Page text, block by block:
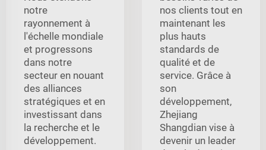
notre
rayonnement à
l'échelle mondiale
et progressons
dans notre
secteur en nouant
des alliances
stratégiques et en
investissant dans
la recherche et le
développement.
nos clients tout en
maintenant les
plus hauts
standards de
qualité et de
service. Grâce à
son
développement,
Zhejiang
Shangdian vise à
devenir un leader